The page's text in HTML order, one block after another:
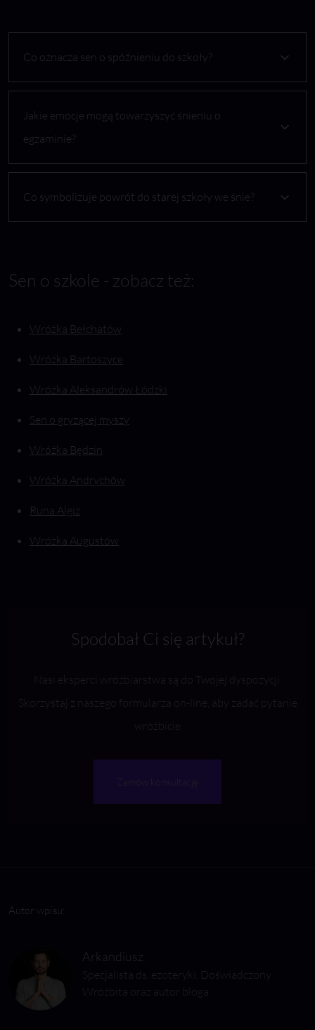
Co oznacza sen o spóźnieniu do szkoły?
Jakie emocje mogą towarzyszyć śnieniu o
egzaminie?
Co symbolizuje powrót do starej szkoły we śnie?
Sen o szkole - zobacz też:
Wróżka Bełchatów
Wróżka Bartoszyce
Wróżka Aleksandrów Łódzki
Sen o gryzącej myszy
Wróżka Będzin
Wróżka Andrychów
Runa Algiz
Wróżka Augustów
Spodobał Ci się artykuł?
Nasi eksperci wróżbiarstwa są do Twojej dyspozycji.
Skorzystaj z naszego formularza on-line, aby zadać pytanie
wróżbicie
Zamów konsultację
Autor wpisu:
Arkandiusz
Specjalista ds. ezoteryki. Doświadczony
Wróżbita oraz autor bloga.